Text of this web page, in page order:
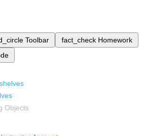
Toolbar fact_check Homework
Objects